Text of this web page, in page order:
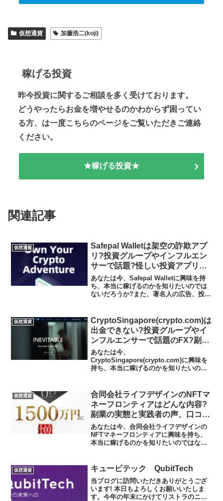
仮想通貨 加藤浩二(koji)
稼げる投資
昨今投資に関するご相談を多く受けております。
どうやったらお金を増やせるのかわからず困ってい
る方、は一度こちらのページをご覧いただきご連絡
ください。
★稼げる投資★
関連記事
仮想通貨
Safepal Walletは架空の詐欺アプ
リ?投資グループやインフルエン
サーで話題?怪しい投資アプリの
実態や実践者の声、口コミや評判
を調査しました
あなたは今、Safepal Walletに興味を持
ち、本当に稼げるのかを知りたいのでは
ないだろうか?また、著名人の広告、投資
べようとしているのではないだろう...
仮想通貨
CryptoSingapore(crypto.com)は
出金できない?投資グループやイ
ンフルエンサーで話題のFX?副業
の実態や実践者の声、口コミや評
判を調査しました
あなたは今、
CryptoSingapore(crypto.com)に興味を
持ち、本当に稼げるのかを知りたいので
CryptoSingapore(crypto.com)が...
仮想通貨
合同会社ライフデザインのNFTマ
ネーフロンティアはどんな内容?
副業の実態と実践者の声、口コミ
を徹底調査！
あなたは今、合同会社ライフデザインの
NFTマネーフロンティアに興味を持ち、
本当に稼げるのかを知りたいのではない
ているのではないだろうか？答えを言う
と、稼げる可能性は...
仮想通貨 キュービテック QubitTech
当ブログに訪問いただきありがとうござ
います! 本日もよろしくお願いいたしま
す。今年の年末にかけてリストラのニュ